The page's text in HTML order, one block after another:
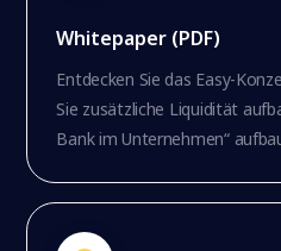
Whitepaper (PDF)
Entdecken Sie das Easy-
Sie zusätzliche Liquidität
Bank im Unternehmen“